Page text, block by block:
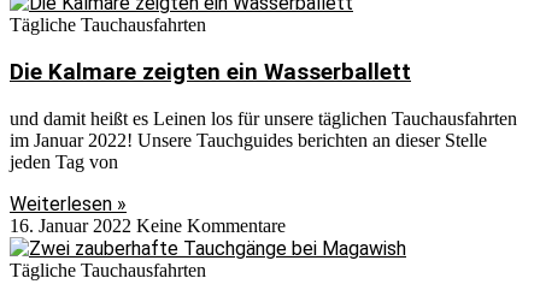
Tägliche Tauchausfahrten
Die Kalmare zeigten ein Wasserballett
und damit heißt es Leinen los für unsere täglichen Tauchausfahrten
im Januar 2022! Unsere Tauchguides berichten an dieser Stelle
jeden Tag von
Weiterlesen »
16. Januar 2022 Keine Kommentare
Tägliche Tauchausfahrten